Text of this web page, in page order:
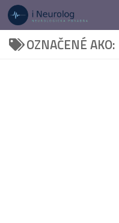
Preskočiť na obsah
OZNAČENÉ AKO: